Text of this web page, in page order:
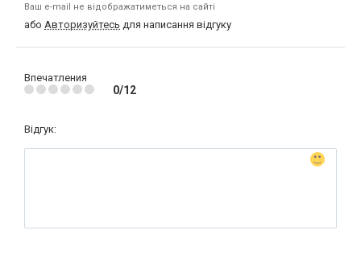
Ваш e-mail не відображатиметься на сайті
або Авторизуйтесь для написання відгуку
Впечатления
0/12
Відгук: